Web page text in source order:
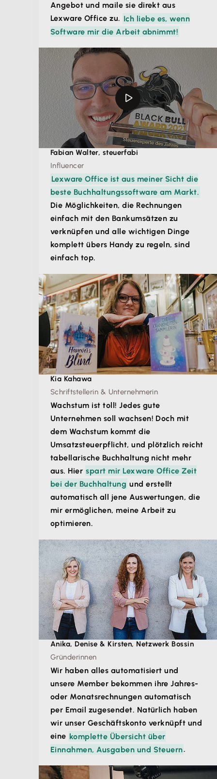
Angebot und maile sie direkt aus
Lexware Office zu. Ich liebe es, wenn
Software mir die Arbeit abnimmt!
Fabian Walter, steuerfabi
Influencer
Lexware Office ist aus meiner Sicht die
beste Buchhaltungssoftware am Markt.
Die Möglichkeiten, die Rechnungen
einfach mit den Bankumsätzen zu
verknüpfen und alle wichtigen Dinge
komplett übers Handy zu regeln, sind
einfach top.
Kia Kahawa
Schriftstellerin & Unternehmerin
Wachstum ist toll! Jedes gute
Unternehmen soll wachsen! Doch mit
dem Wachstum kommt die
Umsatzsteuerpflicht, und plötzlich reicht
tabellarische Buchhaltung nicht mehr
aus. Hier spart mir Lexware Office Zeit
bei der Buchhaltung und erstellt
automatisch all jene Auswertungen, die
mir ermöglichen, meine Arbeit zu
optimieren.
Anika, Denise & Kirsten, Netzwerk Bossin
Gründerinnen
Wir haben alles automatisiert und
unsere Member bekommen ihre Jahres-
oder Monatsrechnungen automatisch
per Email zugesendet. Natürlich haben
wir unser Geschäftskonto verknüpft und
eine komplette Übersicht über
Einnahmen, Ausgaben und Steuern.